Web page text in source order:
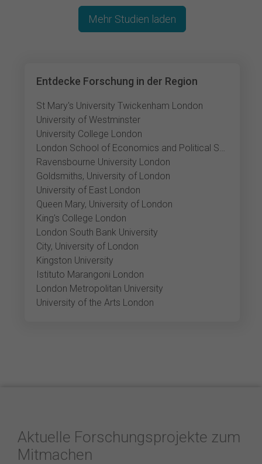
Entdecke Forschung in der Region
St Mary's University Twickenham London
University of Westminster
University College London
London School of Economics and Political Science
Ravensbourne University London
Goldsmiths, University of London
University of East London
Queen Mary, University of London
King's College London
London South Bank University
City, University of London
Kingston University
Istituto Marangoni London
London Metropolitan University
University of the Arts London
Mehr Studien laden
Aktuelle Forschungsprojekte zum
Mitmachen